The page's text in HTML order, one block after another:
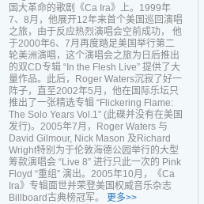
国大革命的歌剧《Ca Ira》上。1999年
7、8月，他展开12年来首个美国巡回演唱
之旅，由于反应热烈演唱会空前成功， 他
于2000年6、7月再度踏足美国举行第二
轮美洲演唱，这个演唱会之旅为日后推出
的双CD专辑 “In the Flesh Live” 提供了大
量作品。此后，Roger Waters沉寂了好一
阵子，直至2002年5月，他在国际乐坛只
推出了一张精选专辑 “Flickering Flame:
The Solo Years Vol.1” (此碟并没有在美国
发行)。2005年7月，Roger Waters 与
David Gilmour, Nick Mason 及Richard
Wright特别为于伦敦海德公园举行的大型
筹款演唱会 “Live 8” 进行只此一次的 Pink
Floyd “重组” 演出。2005年10月，《Ca
Ira》专辑面世并荣登美国权威音乐杂志
Billboard古典榜冠军。 更多>>